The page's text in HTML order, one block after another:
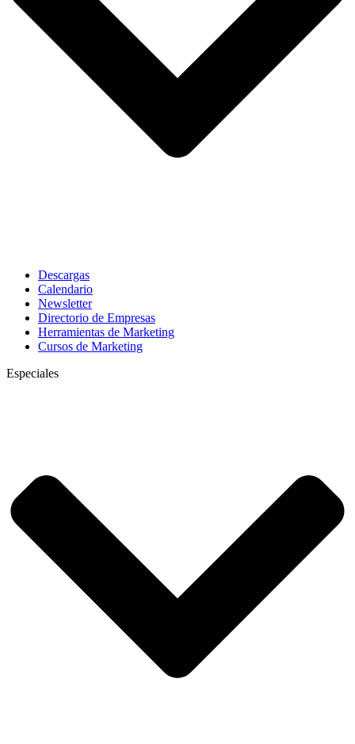
Descargas
Calendario
Newsletter
Directorio de Empresas
Herramientas de Marketing
Cursos de Marketing
Especiales